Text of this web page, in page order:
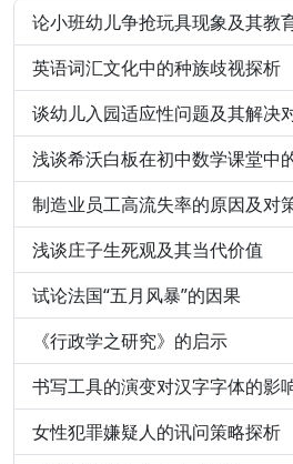
论小班幼儿争抢玩具现象及其教
英语词汇文化中的种族歧视探析
谈幼儿入园适应性问题及其解决
浅谈希沃白板在初中数学课堂中
制造业员工高流失率的原因及对
浅谈庄子生死观及其当代价值
试论法国“五月风暴”的因果
《行政学之研究》的启示
书写工具的演变对汉字字体的影
女性犯罪嫌疑人的讯问策略探析